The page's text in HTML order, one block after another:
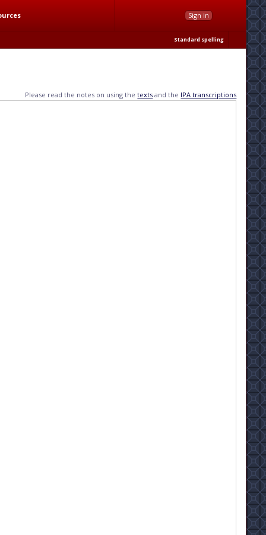
Sign in
Standard spelling
Please read the notes on using thetexts and the IPA transcriptions